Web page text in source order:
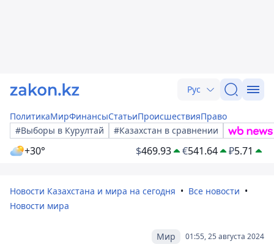
Рус
ПолитикаМирФинансыСтатьиПроисшествияПраво
#Выборы в Курултай
#Казахстан в сравнении
+30° $469.93 €541.64 ₽5.71
Новости Казахстана и мира на сегодня
Все новости
Новости мира
01:55, 25 августа 2024
Мир